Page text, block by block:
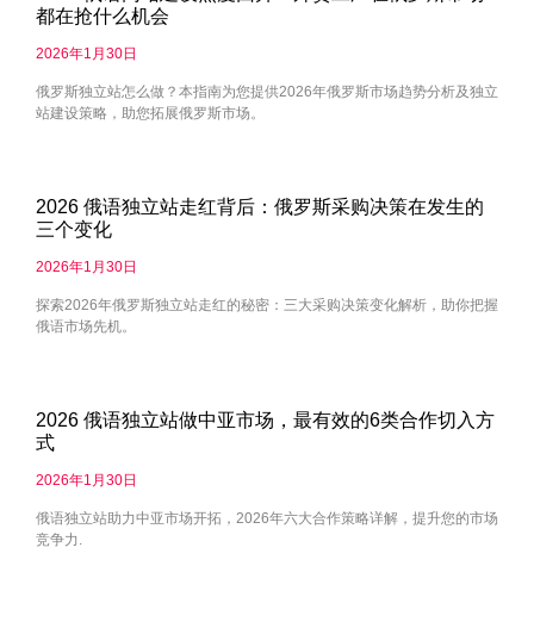
都在抢什么机会
2026年1月30日
俄罗斯独立站怎么做？本指南为您提供2026年俄罗斯市场趋势分析及独立
站建设策略，助您拓展俄罗斯市场。
2026 俄语独立站走红背后：俄罗斯采购决策在发生的
三个变化
2026年1月30日
探索2026年俄罗斯独立站走红的秘密：三大采购决策变化解析，助你把握
俄语市场先机。
2026 俄语独立站做中亚市场，最有效的6类合作切入方
式
2026年1月30日
俄语独立站助力中亚市场开拓，2026年六大合作策略详解，提升您的市场
竞争力.